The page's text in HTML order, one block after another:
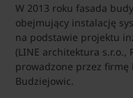
W 2013 roku fasada
obejmujący instalację
na podstawie projektu
(LINE architektura s.r.o.,
prowadzone przez firmę
Budziejowic.